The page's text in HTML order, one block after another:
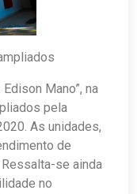
Mano”, na
pela
As unidades,
de
se ainda
no